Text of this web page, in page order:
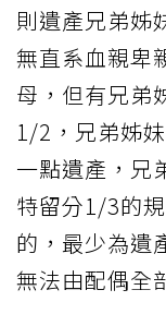
則遺產兄弟姊
無直系血親卑
母，但有兄弟
1/2，兄弟姊
一點遺產，兄
特留分1/3的
的，最少為遺
無法由配偶全